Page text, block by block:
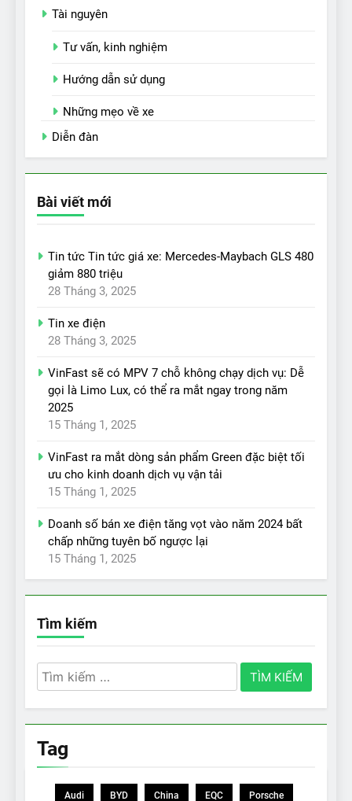
Tài nguyên
Tư vấn, kinh nghiệm
Hướng dẫn sử dụng
Những mẹo về xe
Diễn đàn
Bài viết mới
Tin tức Tin tức giá xe: Mercedes-Maybach GLS 480
giảm 880 triệu
28 Tháng 3, 2025
Tin xe điện
28 Tháng 3, 2025
VinFast sẽ có MPV 7 chỗ không chạy dịch vụ: Dễ
gọi là Limo Lux, có thể ra mắt ngay trong năm
2025
15 Tháng 1, 2025
VinFast ra mắt dòng sản phẩm Green đặc biệt tối
ưu cho kinh doanh dịch vụ vận tải
15 Tháng 1, 2025
Doanh số bán xe điện tăng vọt vào năm 2024 bất
chấp những tuyên bố ngược lại
15 Tháng 1, 2025
Tìm kiếm
Tìm
kiếm
Tag
Audi BYD China EQC Porsche